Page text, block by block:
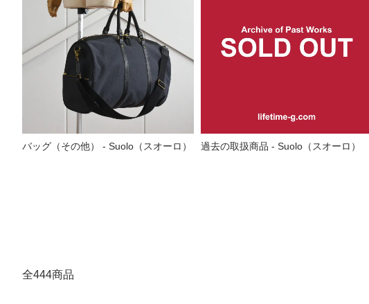
バッグ（その他） - Suolo（スオーロ） 過去の取扱商品 - Suolo（スオーロ）
全444商品